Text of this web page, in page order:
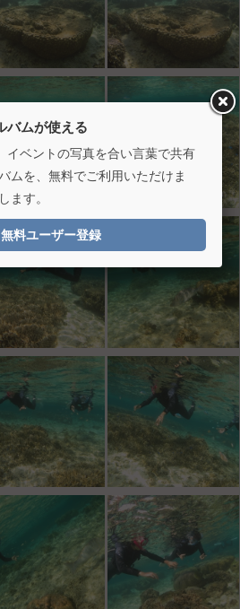
バムが使える
イベントの写真を合い言葉で共有
ムを、無料でご利用いただけま
ます。
無料ユーザー登録